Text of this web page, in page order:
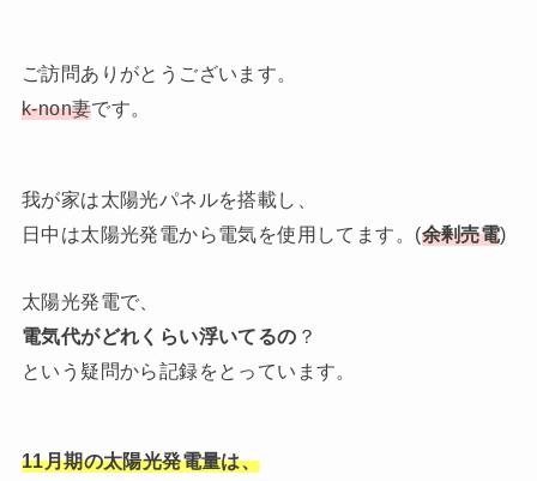
ご訪問ありがとうございます。
k-non妻です。
我が家は太陽光パネルを搭載し、
日中は太陽光発電から電気を使用してます。(余剰売電)
太陽光発電で、
電気代がどれくらい浮いてるの ？
という疑問から記録をとっています。
11月期の太陽光発電量は、